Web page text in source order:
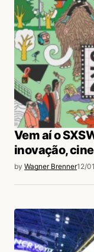
Vem aí o
inovação,
by Wagner Brenner12/